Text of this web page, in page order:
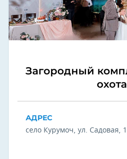
Загородный
АДРЕС
село Курумоч, ул. Садовая,